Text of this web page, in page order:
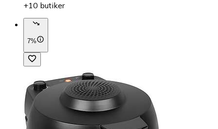
+10 butiker
7%